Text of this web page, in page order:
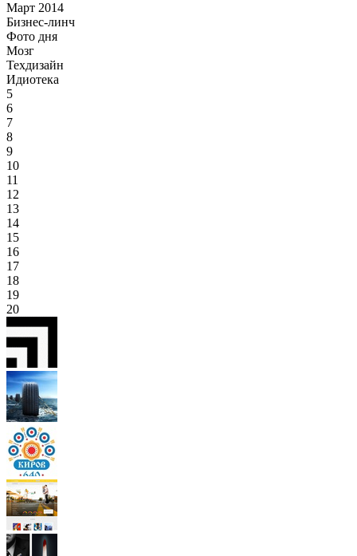
Март 2014
Бизнес-линч
Фото дня
Мозг
Техдизайн
Идиотека
5
6
7
8
9
10
11
12
13
14
15
16
17
18
19
20